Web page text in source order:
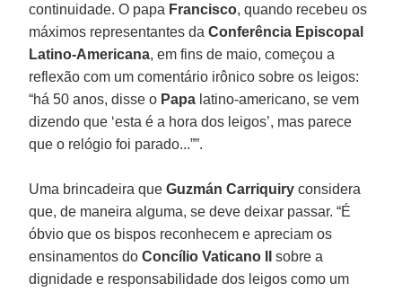
continuidade. O papa Francisco, quando recebeu os
máximos representantes daConferência Episcopal
Latino-Americana, em fins de maio, começou a
reflexão com um comentário irônico sobre os leigos:
“há 50 anos, disse o Papa latino-americano, se vem
dizendo que ‘esta é a hora dos leigos’, mas parece
que o relógio foi parado...””.
Uma brincadeira queGuzmán Carriquiry considera
que, de maneira alguma, se deve deixar passar. “É
óbvio que os bispos reconhecem e apreciam os
ensinamentos doConcílio Vaticano II
sobre a
dignidade e responsabilidade dos leigos como um